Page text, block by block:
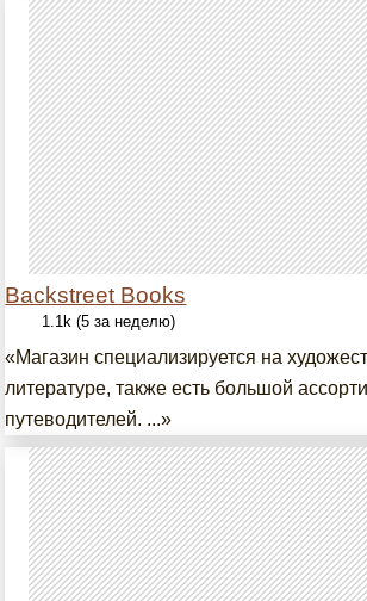
Backstreet Books
1.1k (5 за неделю)
«Магазин специализируется на
литературе, также есть большой
путеводителей. ...»